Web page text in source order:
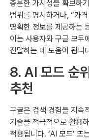
충분한 가시성을 확보하
범위를 명시하거나, “가
명확한 정보를 제공하는
이는 사용자와 구글 모두
전달하는 데 도움이 됩니
8. AI 모드 순
추천
구글은 검색 경험을 지속
기술을 적극적으로 활용
적용됩니다. ‘AI 모드’